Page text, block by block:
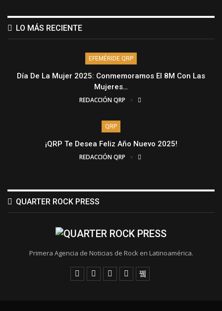
LO MÁS RECIENTE
EFEMÉRIDE QRP
Día De La Mujer 2025: Conmemoramos El 8M Con Las
Mujeres…
REDACCIÓN QRP
QRP
¡QRP Te Desea Feliz Año Nuevo 2025!
REDACCIÓN QRP
QUARTER ROCK PRESS
Primera Agencia de Noticias de Rock en Latinoamérica.